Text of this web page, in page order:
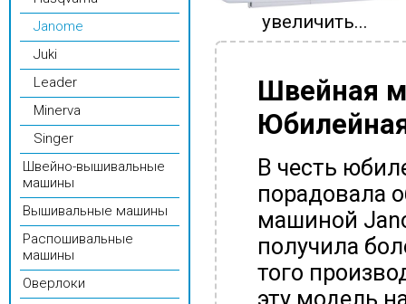
Janome
Juki
Leader
Minerva
Singer
Швейно-вышивальные
машины
Вышивальные машины
Распошивальные
машины
Оверлоки
увеличить...
Швейная
В честь
порадовала
машиной
получила
того